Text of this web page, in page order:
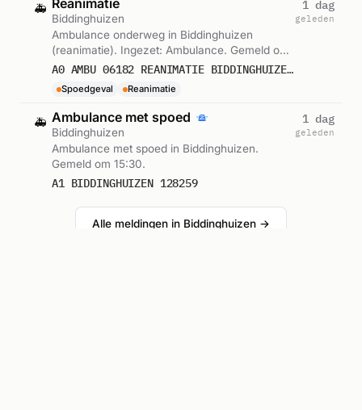
🚑 Reanimatie
Biddinghuizen
Ambulance onderweg in Biddinghuizen
(reanimatie). Ingezet: Ambulance. Gemeld om
15:40.
A0 AMBU 06182 REANIMATIE BIDDINGHUIZEN RIT 241328
Spoedgeval Reanimatie
1 dag
geleden
🚑 Ambulance met spoed
Biddinghuizen
Ambulance met spoed in Biddinghuizen.
Gemeld om 15:30.
A1 BIDDINGHUIZEN 128259
1 dag
geleden
Alle meldingen in Biddinghuizen →